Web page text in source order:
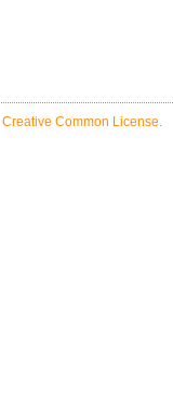
Creative Common License.